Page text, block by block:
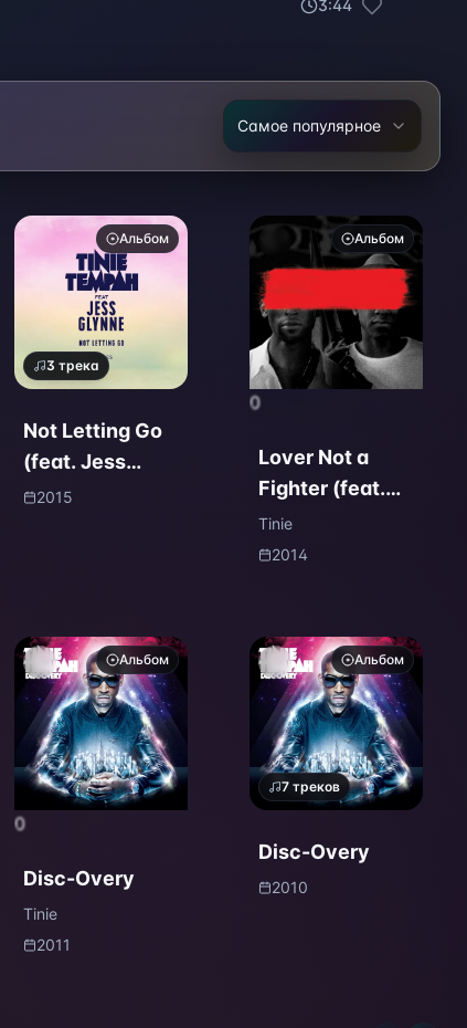
3:44
Самое популярное
Альбом
3 трека
Not Letting Go
(feat. Jess
Glynne)
2015
Альбом
0
Lover Not a
Fighter (feat.
Labrinth) EP
Tinie
2014
Альбом
0
Disc-Overy
Tinie
2011
Альбом
7 треков
Disc-Overy
2010